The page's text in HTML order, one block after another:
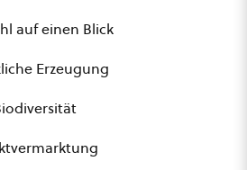
auf einen Blick
Erzeugung